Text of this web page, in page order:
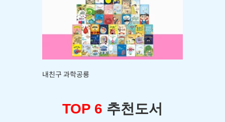
내친구 과학공룡
TOP 6 추천도서